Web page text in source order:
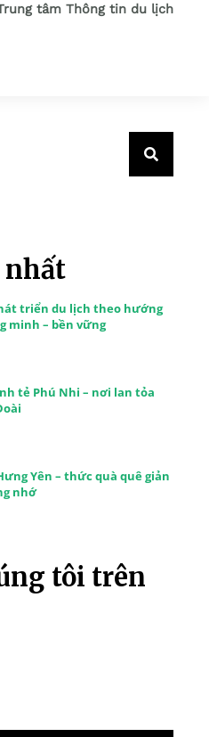
tâm Thông tin du lịch
nhất
triển du lịch theo hướng
minh – bền vững
tẻ Phú Nhi – nơi lan tỏa
Yên – thức quà quê giản
nhớ
tôi trên